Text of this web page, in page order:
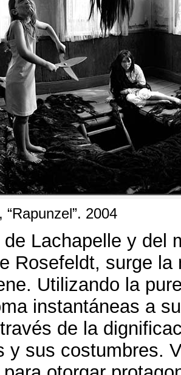
, “Rapunzel”. 2004
de Lachapelle y del
Rosefeldt, surge la
. Utilizando la
instantáneas a
de la
y sus costumbres.